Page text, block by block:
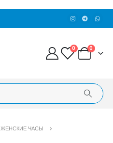
0 0
ЖЕНСКИЕ ЧАСЫ